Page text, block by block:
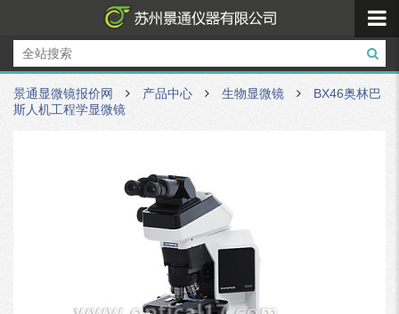
景通显微镜报价网 产品中心 生物显微镜
BX46奥林巴
斯人机工程学显微镜